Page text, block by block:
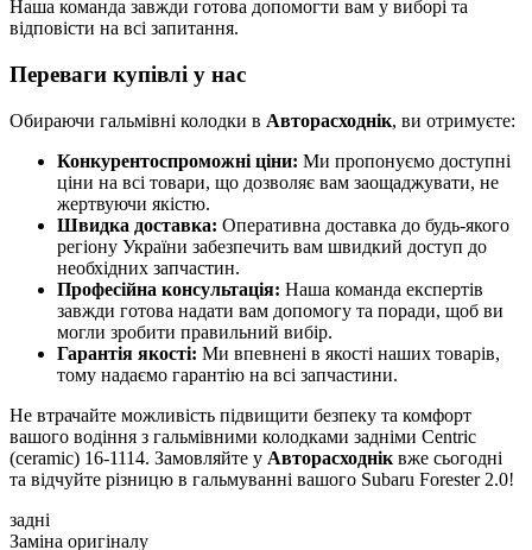
Наша команда завжди готова допомогти вам у виборі та
відповісти на всі запитання.
Переваги купівлі у нас
Обираючи гальмівні колодки в Авторасходнік, ви отримуєте:
Конкурентоспроможні ціни: Ми пропонуємо доступні
ціни на всі товари, що дозволяє вам заощаджувати, не
жертвуючи якістю.
Швидка доставка: Оперативна доставка до будь-якого
регіону України забезпечить вам швидкий доступ до
необхідних запчастин.
Професійна консультація: Наша команда експертів
завжди готова надати вам допомогу та поради, щоб ви
могли зробити правильний вибір.
Гарантія якості: Ми впевнені в якості наших товарів,
тому надаємо гарантію на всі запчастини.
Не втрачайте можливість підвищити безпеку та комфорт
вашого водіння з гальмівними колодками задніми Centric
(ceramic) 16-1114. Замовляйте у Авторасходнік вже сьогодні
та відчуйте різницю в гальмуванні вашого Subaru Forester 2.0!
задні
Заміна оригіналу